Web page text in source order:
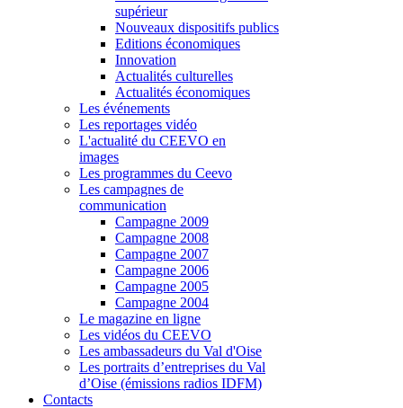
supérieur
Nouveaux dispositifs publics
Editions économiques
Innovation
Actualités culturelles
Actualités économiques
Les événements
Les reportages vidéo
L'actualité du CEEVO en
images
Les programmes du Ceevo
Les campagnes de
communication
Campagne 2009
Campagne 2008
Campagne 2007
Campagne 2006
Campagne 2005
Campagne 2004
Le magazine en ligne
Les vidéos du CEEVO
Les ambassadeurs du Val d'Oise
Les portraits d’entreprises du Val
d’Oise (émissions radios IDFM)
Contacts